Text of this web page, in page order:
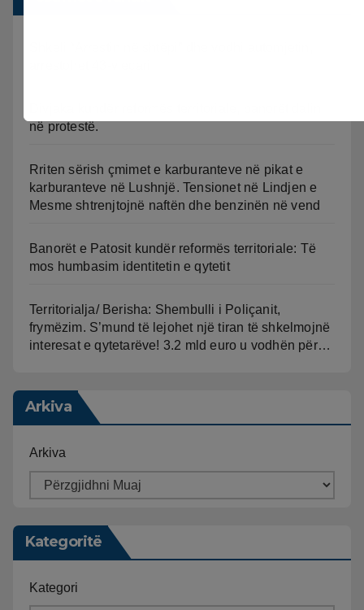
në protestë.
Rriten sërish çmimet e karburanteve në pikat e
karburanteve në Lushnjë. Tensionet në Lindjen e
Mesme shtrenjtojnë naftën dhe benzinën në vend
Banorët e Patosit kundër reformës territoriale: Të
mos humbasim identitetin e qytetit
Territorialja/ Berisha: Shembulli i Poliçanit,
frymëzim. S’mund të lejohet një tiran të shkelmojnë
interesat e qytetarëve! 3.2 mld euro u vodhën për…
Arkiva
Arkiva
Kategoritë
Kategori